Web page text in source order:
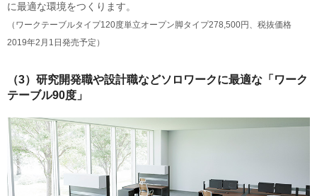
に最適な環境をつくります。
（ワークテーブルタイプ120度単立オープン脚タイプ278,500円、税抜価格
2019年2月1日発売予定）
（3）研究開発職や設計職などソロワークに最適な「ワーク
テーブル90度」